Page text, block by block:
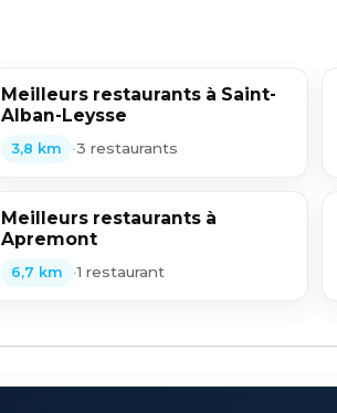
Meilleurs restaurants à Saint-
Alban-Leysse
3,8 km •3 restaurants
Meilleurs restaurants à
Apremont
6,7 km •1 restaurant